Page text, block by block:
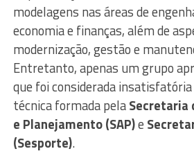
modelagens nas áreas de
economia e finanças, além de
modernização, gestão e
Entretanto, apenas um grupo
que foi considerada
técnica formada pelaSecretaria
e Planejamento (SAP)e
(Sesporte).